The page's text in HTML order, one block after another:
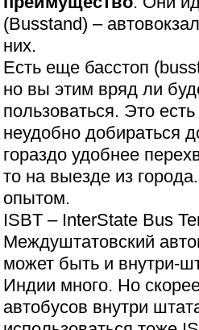
(Busstand) –
них.
Есть еще басстоп
но вы этим вряд ли
пользоваться. Это
неудобно добираться
гораздо удобнее
то на выезде из
опытом.
ISBT – InterState Bus
Междуштатовский
может быть и внутри-
Индии много. Но
автобусов внутри